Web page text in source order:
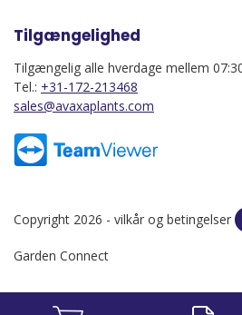
Tilgængelighed
Tilgængelig alle hverdage mellem
Tel.: +31-172-213468
sales@avaxaplants.com
Copyright 2026 - vilkår og betingelser
Garden Connect